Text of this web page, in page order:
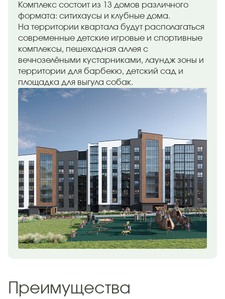
Комплекс состоит из 13 домов различного
формата: ситихаусы и клубные дома.
На территории квартала будут располагаться
современные детские игровые и спортивные
комплексы, пешеходная аллея с
вечнозелёными кустарниками, лаундж зоны и
территории для барбекю, детский сад и
площадка для выгула собак.
Преимущества